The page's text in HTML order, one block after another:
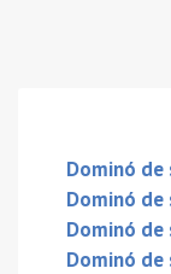
Dominó de
Dominó de
Dominó de
Dominó de